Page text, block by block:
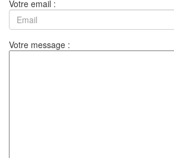
Votre email :
Votre message :